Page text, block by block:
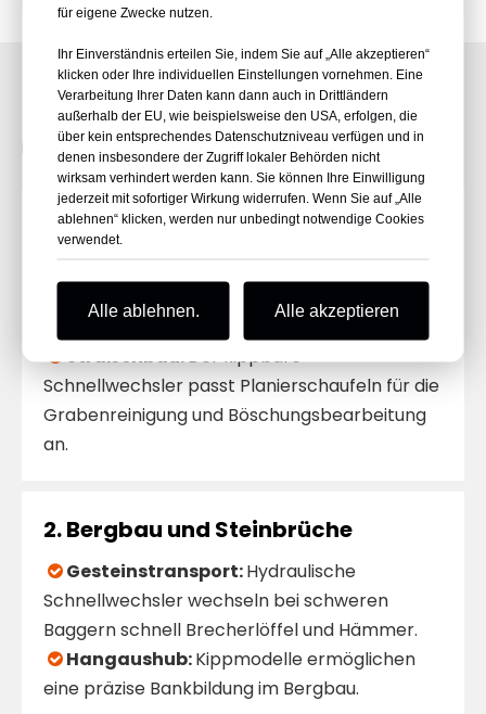
für eigene Zwecke nutzen.
Ihr Einverständnis erteilen Sie, indem Sie auf „Alle akzeptieren“
klicken oder Ihre individuellen Einstellungen vornehmen. Eine
Verarbeitung Ihrer Daten kann dann auch in Drittländern
außerhalb der EU, wie beispielsweise den USA, erfolgen, die
über kein entsprechendes Datenschutzniveau verfügen und in
denen insbesondere der Zugriff lokaler Behörden nicht
wirksam verhindert werden kann. Sie können Ihre Einwilligung
jederzeit mit sofortiger Wirkung widerrufen. Wenn Sie auf „Alle
ablehnen“ klicken, werden nur unbedingt notwendige Cookies
verwendet.
Alle ablehnen. Alle akzeptieren
Branchenanwendungen
Unsere Schnellwechsler lösen Herausforderungen
in den unterschiedlichsten Branchen:
​1. Bau und Abriss
sichern Brecher und Scheren beim Rückbau
Straßenbau:Der kippbare
Schnellwechsler passt Planierschaufeln für die
Grabenreinigung und Böschungsbearbeitung
an.
​2. Bergbau und Steinbrüche
 Gesteinstransport:Hydraulische
Schnellwechsler wechseln bei schweren
Baggern schnell Brecherlöffel und Hämmer.
 Hangaushub:Kippmodelle ermöglichen
eine präzise Bankbildung im Bergbau.